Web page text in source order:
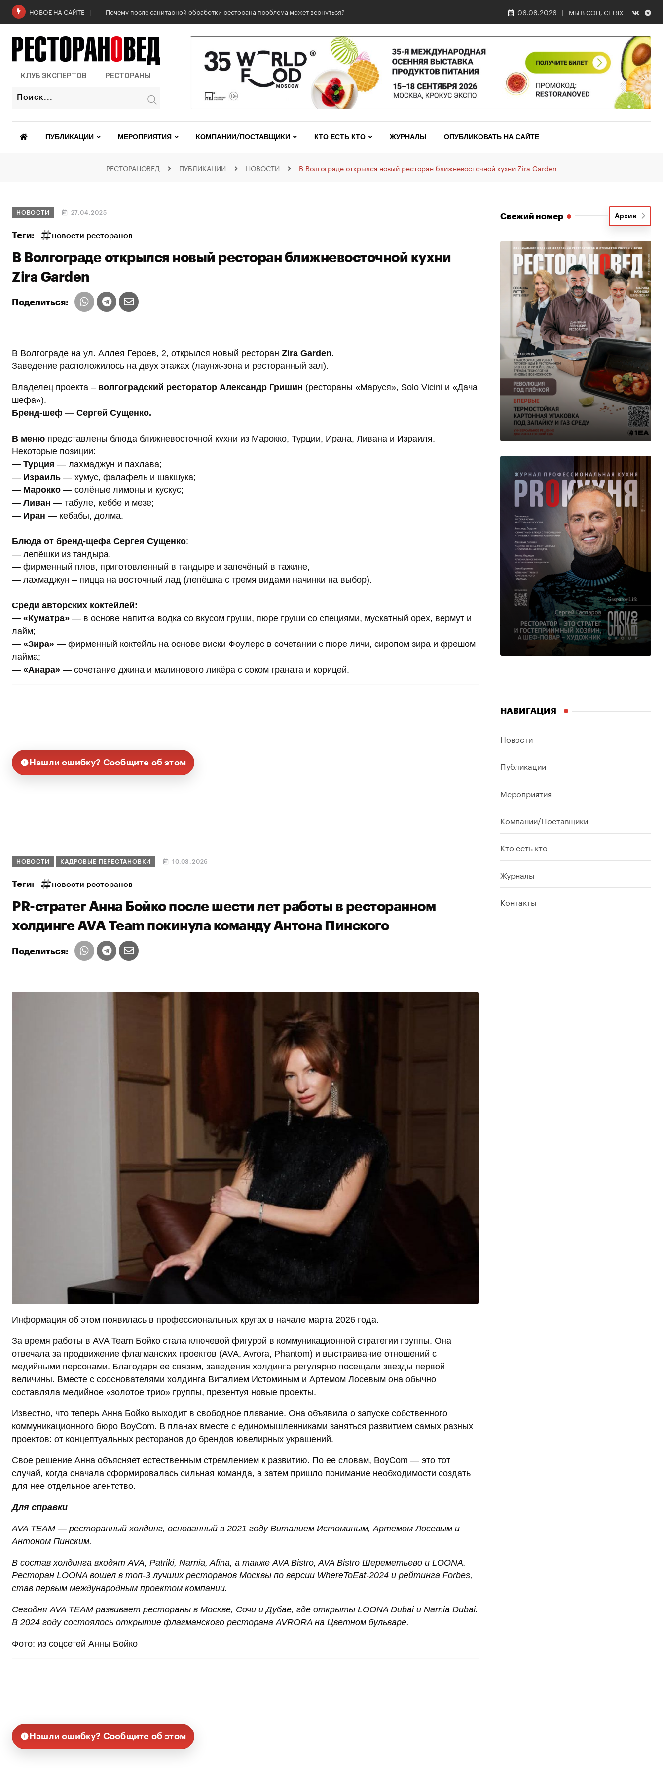
НОВОЕ НА САЙТЕ Загородный курорт «Майтри» в Ленинградской области принимает гостевой ужин от команды ресторана «Гребешки» 06.08.2026 МЫ В СОЦ. СЕТЯХ :
КЛУБ ЭКСПЕРТОВ РЕСТОРАНЫ
ПУБЛИКАЦИИ МЕРОПРИЯТИЯ КОМПАНИИ/ПОСТАВЩИКИ КТО ЕСТЬ КТО ЖУРНАЛЫ ОПУБЛИКОВАТЬ НА САЙТЕ
РЕСТОРАНОВЕД ПУБЛИКАЦИИ НОВОСТИ В Волгограде открылся новый ресторан ближневосточной кухни Zira Garden
НОВОСТИ 27.04.2025
Теги: новости ресторанов
В Волгограде открылся новый ресторан ближневосточной кухни
Zira Garden
Поделиться:
В Волгограде на ул. Аллея Героев, 2, открылся новый ресторан Zira Garden.
Заведение расположилось на двух этажах (лаунж-зона и ресторанный зал).
Владелец проекта – волгоградский ресторатор Александр Гришин (рестораны «Маруся», Solo Vicini и «Дача
шефа»).
Бренд-шеф — Сергей Сущенко.
В меню представлены блюда ближневосточной кухни из Марокко, Турции, Ирана, Ливана и Израиля.
Некоторые позиции:
— Турция — лахмаджун и пахлава;
— Израиль — хумус, фалафель и шакшука;
— Марокко — солёные лимоны и кускус;
— Ливан — табуле, кеббе и мезе;
— Иран — кебабы, долма.
Блюда от бренд-щефа Сергея Сущенко:
— лепёшки из тандыра,
— фирменный плов, приготовленный в тандыре и запечёный в тажине,
— лахмаджун – пицца на восточный лад (лепёшка с тремя видами начинки на выбор).
Среди авторских коктейлей:
— «Куматра» — в основе напитка водка со вкусом груши, пюре груши со специями, мускатный орех, вермут и
лайм;
— «Зира» — фирменный коктейль на основе виски Фоулерс в сочетании с пюре личи, сиропом зира и фрешом
лайма;
​​​​​​​— «Анара» — сочетание джина и малинового ликёра с соком граната и корицей.
Нашли ошибку? Сообщите об этом
НОВОСТИ КАДРОВЫЕ ПЕРЕСТАНОВКИ 10.03.2026
Теги: новости ресторанов
PR-стратег Анна Бойко после шести лет работы в ресторанном
холдинге AVA Team покинула команду Антона Пинского
Поделиться:
Информация об этом появилась в профессиональных кругах в начале марта 2026 года.
За время работы в AVA Team Бойко стала ключевой фигурой в коммуникационной стратегии группы. Она
отвечала за продвижение флагманских проектов (AVA, Avrora, Phantom) и выстраивание отношений с
медийными персонами. Благодаря ее связям, заведения холдинга регулярно посещали звезды первой
величины. Вместе с сооснователями холдинга Виталием Истоминым и Артемом Лосевым она обычно
составляла медийное «золотое трио» группы, презентуя новые проекты.
Известно, что теперь Анна Бойко выходит в свободное плавание. Она объявила о запуске собственного
коммуникационного бюро BoyCom. В планах вместе с единомышленниками заняться развитием самых разных
проектов: от концептуальных ресторанов до брендов ювелирных украшений.
Свое решение Анна объясняет естественным стремлением к развитию. По ее словам, BoyCom — это тот
случай, когда сначала сформировалась сильная команда, а затем пришло понимание необходимости создать
для нее отдельное агентство.
Для справки
AVA TEAM — ресторанный холдинг, основанный в 2021 году Виталием Истоминым, Артемом Лосевым и
Антоном Пинским.
В состав холдинга входят AVA, Patriki, Narnia, Afina, а также AVA Bistro, AVA Bistro Шереметьево и LOONA.
Ресторан LOONA вошел в топ-3 лучших ресторанов Москвы по версии WhereToEat-2024 и рейтинга Forbes,
став первым международным проектом компании.
Сегодня AVA TEAM развивает рестораны в Москве, Сочи и Дубае, где открыты LOONA Dubai и Narnia Dubai.
В 2024 году состоялось открытие флагманского ресторана AVRORA на Цветном бульваре.
Фото: из соцсетей Анны Бойко
Нашли ошибку? Сообщите об этом
Свежий номер Архив
НАВИГАЦИЯ
Новости
Публикации
Мероприятия
Компании/Поставщики
Кто есть кто
Журналы
Контакты